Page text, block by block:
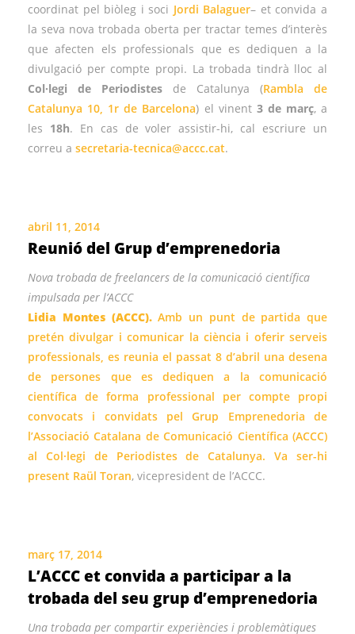
coordinat pel biòleg i soci Jordi Balaguer– et convida a
la seva nova trobada oberta per tractar temes d’interès
que afecten els professionals que es dediquen a la
divulgació per compte propi. La trobada tindrà lloc al
Col·legi de Periodistes de Catalunya (Rambla de
Catalunya 10, 1r de Barcelona) el vinent 3 de març, a
les 18h. En cas de voler assistir-hi, cal escriure un
correu a secretaria-tecnica@accc.cat.
abril 11, 2014
Reunió del Grup d’emprenedoria
Nova trobada de freelancers de la comunicació científica
impulsada per l’ACCC
Lidia Montes (ACCC).Amb un punt de partida que
pretén divulgar i comunicar la ciència i oferir serveis
professionals, es reunia el passat 8 d’abril una desena
de persones que es dediquen a la comunicació
científica de forma professional per compte propi
convocats i convidats pel Grup Emprenedoria de
l’Associació Catalana de Comunicació Científica (ACCC)
al Col·legi de Periodistes de Catalunya. Va ser-hi
present Raül Toran, vicepresident de l’ACCC.
març 17, 2014
L’ACCC et convida a participar a la
trobada del seu grup d’emprenedoria
Una trobada per compartir experiències i problemàtiques